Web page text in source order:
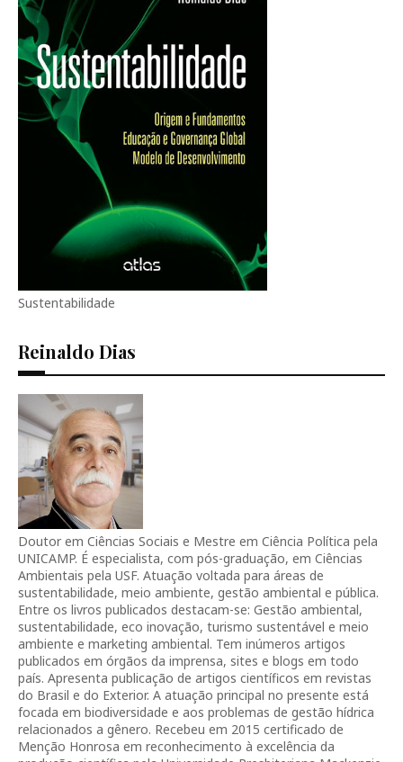
Sustentabilidade
Reinaldo Dias
Doutor em Ciências Sociais e Mestre em Ciência Política pela
UNICAMP. É especialista, com pós-graduação, em Ciências
Ambientais pela USF. Atuação voltada para áreas de
sustentabilidade, meio ambiente, gestão ambiental e pública.
Entre os livros publicados destacam-se: Gestão ambiental,
sustentabilidade, eco inovação, turismo sustentável e meio
ambiente e marketing ambiental. Tem inúmeros artigos
publicados em órgãos da imprensa, sites e blogs em todo
país. Apresenta publicação de artigos científicos em revistas
do Brasil e do Exterior. A atuação principal no presente está
focada em biodiversidade e aos problemas de gestão hídrica
relacionados a gênero. Recebeu em 2015 certificado de
Menção Honrosa em reconhecimento à excelência da